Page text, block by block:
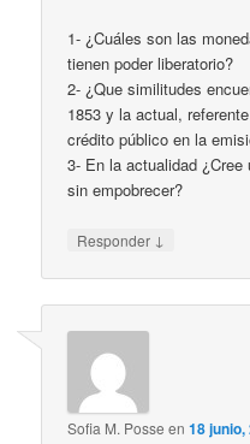
1- ¿Cuáles son las
tienen poder liberatorio?
2- ¿Que similitudes
1853 y la actual,
crédito público en la
3- En la actualidad
sin empobrecer?
Responder ↓
Sofia M. Posse en18 junio,